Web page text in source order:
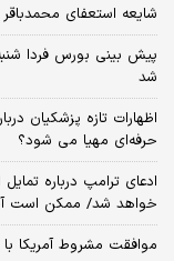
شایعه استعفای
شد
اظهارات تازه پزشکیان
حرفه‌ای مهیا می شود؟
ادعای ترامپ درباره
خواهد شد/ ممکن است
موافقت مشروط آمریکا